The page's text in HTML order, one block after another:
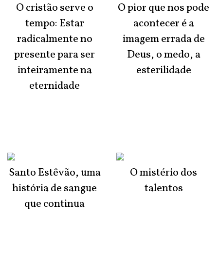
O cristão serve o
tempo: Estar
radicalmente no
presente para ser
inteiramente na
eternidade
Santo Estêvão, uma
história de sangue
que continua
O pior que nos pode
acontecer é a
imagem errada de
Deus, o medo, a
esterilidade
O mistério dos
talentos